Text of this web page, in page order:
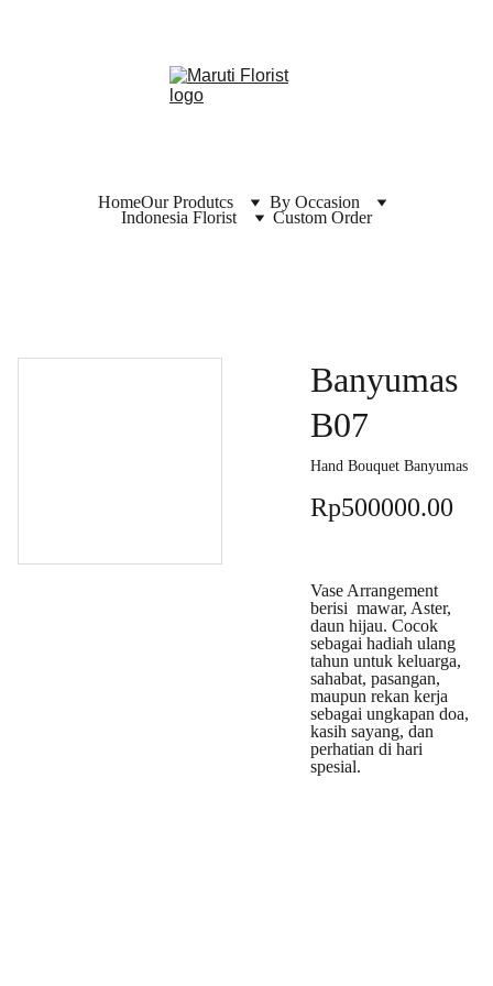
HomeOur Produtcs
By Occasion
Indonesia Florist
Custom Order
Banyumas
B07
Hand Bouquet Banyumas
Rp500000.00
Vase Arrangement
berisi mawar, Aster,
daun hijau. Cocok
sebagai hadiah ulang
tahun untuk keluarga,
sahabat, pasangan,
maupun rekan kerja
sebagai ungkapan doa,
kasih sayang, dan
perhatian di hari
spesial.